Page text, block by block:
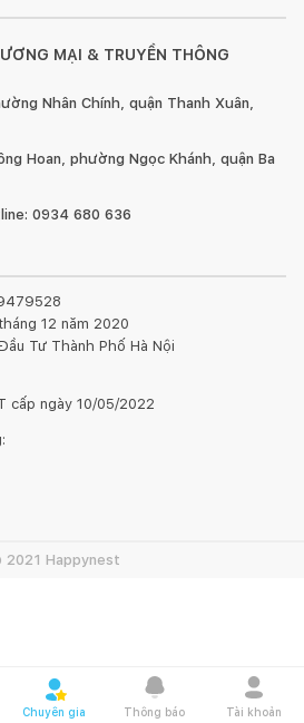
Chuyên gia Thông báo Tài khoản
MẠI & TRUYỀN THÔNG
Nhân Chính, quận Thanh Xuân,
Hoan, phường Ngọc Khánh, quận Ba
0934 680 636
12 năm 2020
Tư Thành Phố Hà Nội
cấp ngày 10/05/2022
2021 Happynest